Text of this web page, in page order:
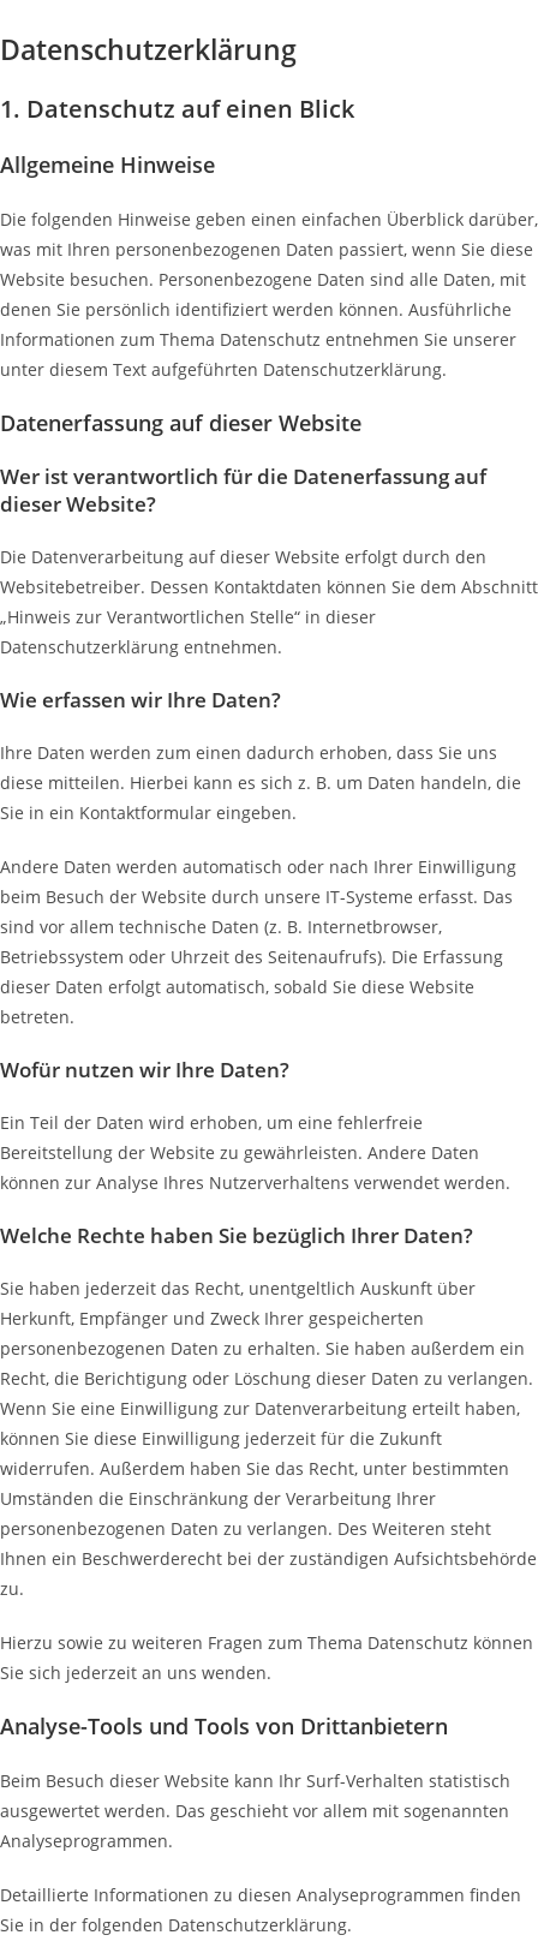
Inhalt
Datenschutz­erklärung
1. Datenschutz auf einen Blick
Allgemeine Hinweise
Die folgenden Hinweise geben einen einfachen Überblick darüber,
was mit Ihren personenbezogenen Daten passiert, wenn Sie diese
Website besuchen. Personenbezogene Daten sind alle Daten, mit
denen Sie persönlich identifiziert werden können. Ausführliche
Informationen zum Thema Datenschutz entnehmen Sie unserer
unter diesem Text aufgeführten Datenschutzerklärung.
Datenerfassung auf dieser Website
Wer ist verantwortlich für die Datenerfassung auf
dieser Website?
Die Datenverarbeitung auf dieser Website erfolgt durch den
Websitebetreiber. Dessen Kontaktdaten können Sie dem Abschnitt
„Hinweis zur Verantwortlichen Stelle“ in dieser
Datenschutzerklärung entnehmen.
Wie erfassen wir Ihre Daten?
Ihre Daten werden zum einen dadurch erhoben, dass Sie uns
diese mitteilen. Hierbei kann es sich z. B. um Daten handeln, die
Sie in ein Kontaktformular eingeben.
Andere Daten werden automatisch oder nach Ihrer Einwilligung
beim Besuch der Website durch unsere IT-Systeme erfasst. Das
sind vor allem technische Daten (z. B. Internetbrowser,
Betriebssystem oder Uhrzeit des Seitenaufrufs). Die Erfassung
dieser Daten erfolgt automatisch, sobald Sie diese Website
betreten.
Wofür nutzen wir Ihre Daten?
Ein Teil der Daten wird erhoben, um eine fehlerfreie
Bereitstellung der Website zu gewährleisten. Andere Daten
können zur Analyse Ihres Nutzerverhaltens verwendet werden.
Welche Rechte haben Sie bezüglich Ihrer Daten?
Sie haben jederzeit das Recht, unentgeltlich Auskunft über
Herkunft, Empfänger und Zweck Ihrer gespeicherten
personenbezogenen Daten zu erhalten. Sie haben außerdem ein
Recht, die Berichtigung oder Löschung dieser Daten zu verlangen.
Wenn Sie eine Einwilligung zur Datenverarbeitung erteilt haben,
können Sie diese Einwilligung jederzeit für die Zukunft
widerrufen. Außerdem haben Sie das Recht, unter bestimmten
Umständen die Einschränkung der Verarbeitung Ihrer
personenbezogenen Daten zu verlangen. Des Weiteren steht
Ihnen ein Beschwerderecht bei der zuständigen Aufsichtsbehörde
zu.
Hierzu sowie zu weiteren Fragen zum Thema Datenschutz können
Sie sich jederzeit an uns wenden.
Analyse-Tools und Tools von Dritt­anbietern
Beim Besuch dieser Website kann Ihr Surf-Verhalten statistisch
ausgewertet werden. Das geschieht vor allem mit sogenannten
Analyseprogrammen.
Detaillierte Informationen zu diesen Analyseprogrammen finden
Sie in der folgenden Datenschutzerklärung.